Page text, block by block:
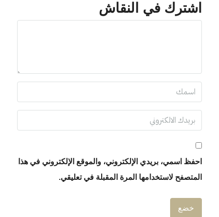
اشترك في النقاش
احفظ اسمي، بريدي الإلكتروني، والموقع الإلكتروني في هذا
المتصفح لاستخدامها المرة المقبلة في تعليقي.